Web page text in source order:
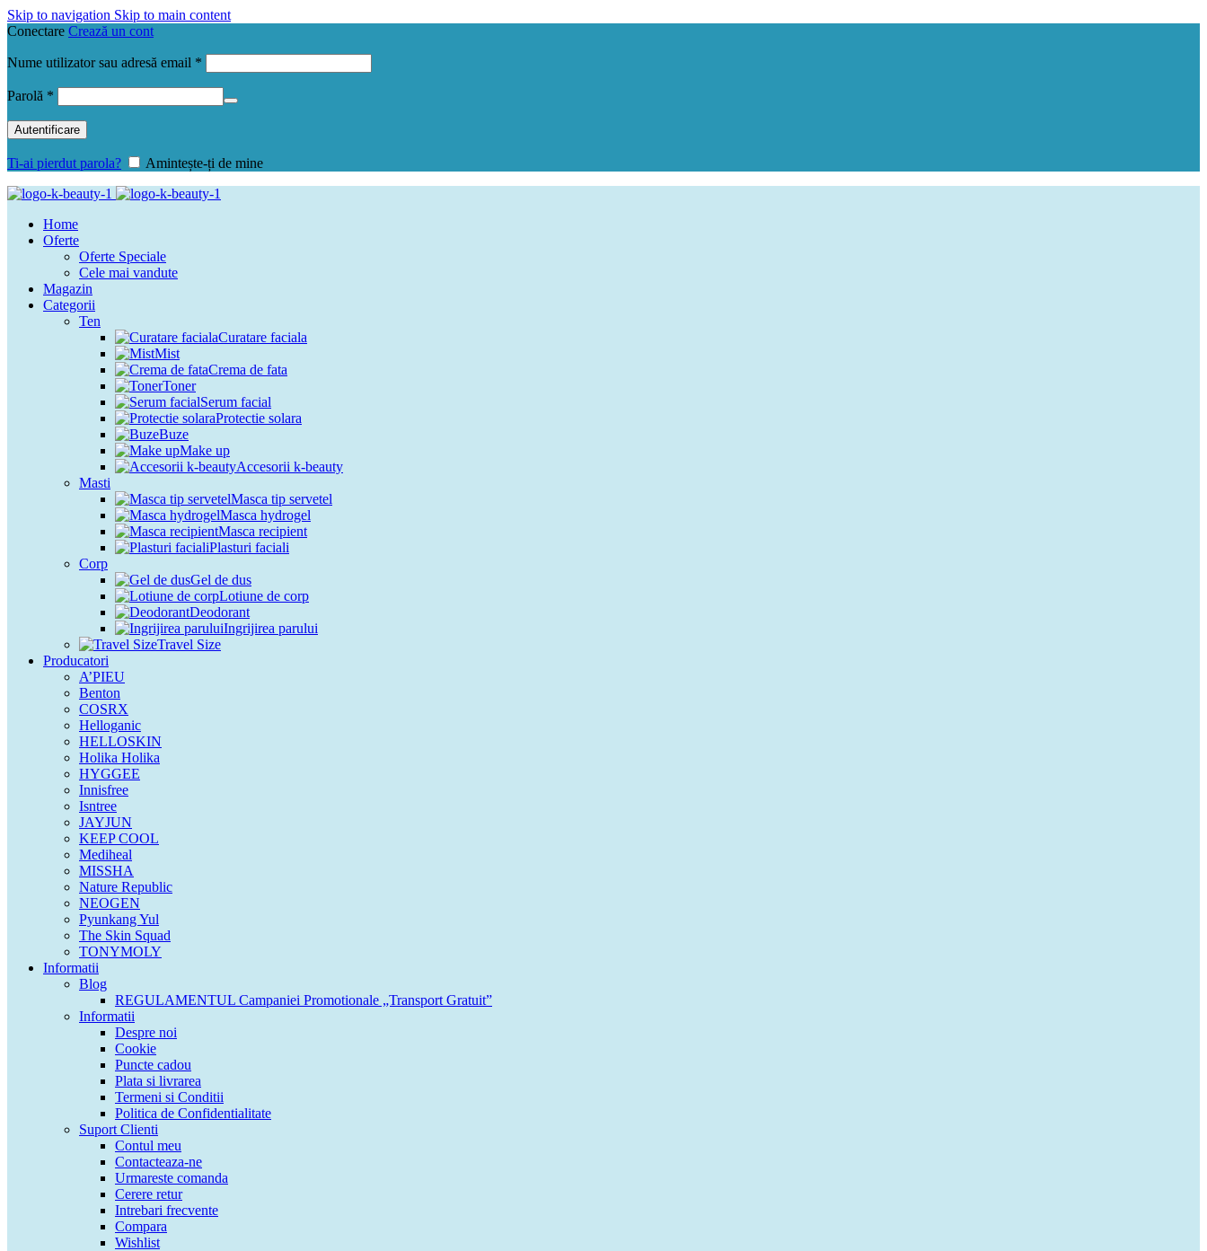
Skip to navigation Skip to main content
Conectare Crează un cont
Nume utilizator sau adresă email *
Parolă *
Autentificare
Ti-ai pierdut parola? Amintește-ți de mine
Home
Oferte
Oferte Speciale
Cele mai vandute
Magazin
Categorii
Ten
Curatare faciala
Mist
Crema de fata
Toner
Serum facial
Protectie solara
Buze
Make up
Accesorii k-beauty
Masti
Masca tip servetel
Masca hydrogel
Masca recipient
Plasturi faciali
Corp
Gel de dus
Lotiune de corp
Deodorant
Ingrijirea parului
Travel Size
Producatori
A’PIEU
Benton
COSRX
Helloganic
HELLOSKIN
Holika Holika
HYGGEE
Innisfree
Isntree
JAYJUN
KEEP COOL
Mediheal
MISSHA
Nature Republic
NEOGEN
Pyunkang Yul
The Skin Squad
TONYMOLY
Informatii
Blog
REGULAMENTUL Campaniei Promotionale „Transport Gratuit”
Informatii
Despre noi
Cookie
Puncte cadou
Plata si livrarea
Termeni si Conditii
Politica de Confidentialitate
Suport Clienti
Contul meu
Contacteaza-ne
Urmareste comanda
Cerere retur
Intrebari frecvente
Compara
Wishlist